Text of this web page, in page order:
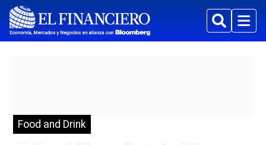
BuscarMenu
Food and Drink